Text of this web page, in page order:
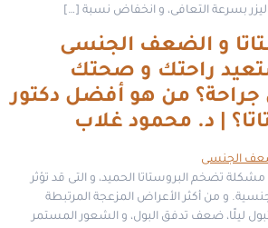
ليزر بسرعة التعافى، و انخفاض نسبة […]
و الضعف الجنسى
تستعيد راحتك و صحتك
جراحة؟ من هو أفضل دكتور
| د. محمود غلاب
مشكلة تضخم البروستاتا الحميد، و التى قد تؤثر
و من أكثر الأعراض المزعجة المرتبطة
ليلًا، ضعف تدفق البول، و الشعور المستمر